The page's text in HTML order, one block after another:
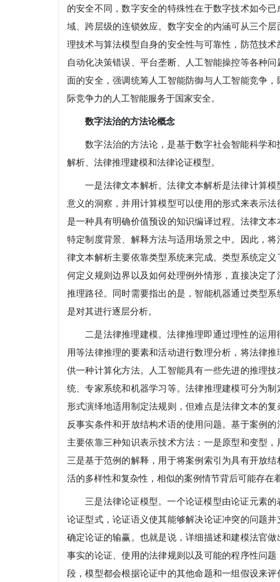
的安全不同，数字安全的特殊性在于数字技术如今
域、跨层级的连锁效应。数字安全的内涵可从三个
理技术与算法模型自身的安全性与可靠性，防范技
自动化决策错误、平台垄断、人工智能操控等各种
面的安全，强调统筹人工智能防御与人工智能竞争
际竞争力的人工智能服务于国家安全。
数字法治的方法论概念
数字法治的方法论，是基于数字社会智能科学
解析、法律推理建模和法律论证模型。
一是法律文本解析。法律文本解析是法律计算
意义的洞察，并用计算模型可以使用的形式来表示
是一种具有明确价值预设的知识编译过程。法律文
特定制度背景、解释方法与适用场景之中。因此，
律文本解析主要依靠类型系统来完成。类型系统定
何定义规则边界以及如何处理例外情形，直接决定
推理路径。同时需要指出的是，智能机器通过类型
是对其进行逐层分析。
二是法律推理建模。法律推理即通过理性的运
用等法律推理的要素和活动进行数理分析，将法律
供一种计算化方法。人工智能具有一些先进的推理
统、专家系统和机器学习等。法律推理建模可分为
形式演绎地适用制定法规则，但难点是法律文本的
反事实条件和开放结构术语的使用问题。基于案例
主要依靠三种知识表示技术方法：一是原型和变型
三是基于范例的解释，用于将案例索引为具有开放
活的多样性和复杂性，相似的案例情节背后可能存在
三是法律论证模型。一个论证模型由论证元素
论证型式，论证语义使其能够解决论证冲突的问题
确定论证的输赢。也就是说，详细描述和建模法官
事实的论证、使用的法律规则以及可能的程序性问
段，模型都会根据论证中的其他命题和一组假设来